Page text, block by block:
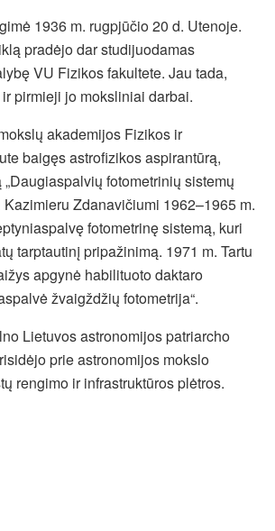
1936 m. rugpjūčio 20 d. Utenoje.
pradėjo dar studijuodamas
VU Fizikos fakultete. Jau tada,
pirmieji jo moksliniai darbai.
akademijos Fizikos ir
baigęs astrofizikos aspirantūrą,
fotometrinių sistemų
Kazimieru Zdanavičiumi 1962–1965 m.
fotometrinę sistemą, kuri
tarptautinį pripažinimą. 1971 m. Tartu
apgynė habilituoto daktaro
žvaigždžių fotometrija“.
Lietuvos astronomijos patriarcho
prie astronomijos mokslo
rengimo ir infrastruktūros plėtros.